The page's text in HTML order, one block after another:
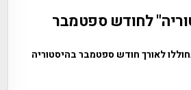
לחודש ספטמבר
לאורך חודש ספטמבר בהיסטוריה